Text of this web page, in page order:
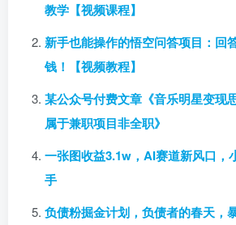
教学【视频课程】
新手也能操作的悟空问答项目：回
钱！【视频教程】
某公众号付费文章《音乐明星变现
属于兼职项目非全职》
一张图收益3.1w，AI赛道新风口，
手
负债粉掘金计划，负债者的春天，